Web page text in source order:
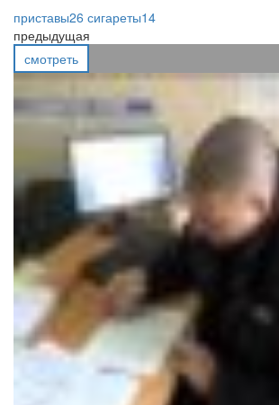
приставы26 сигареты14
предыдущая
смотреть